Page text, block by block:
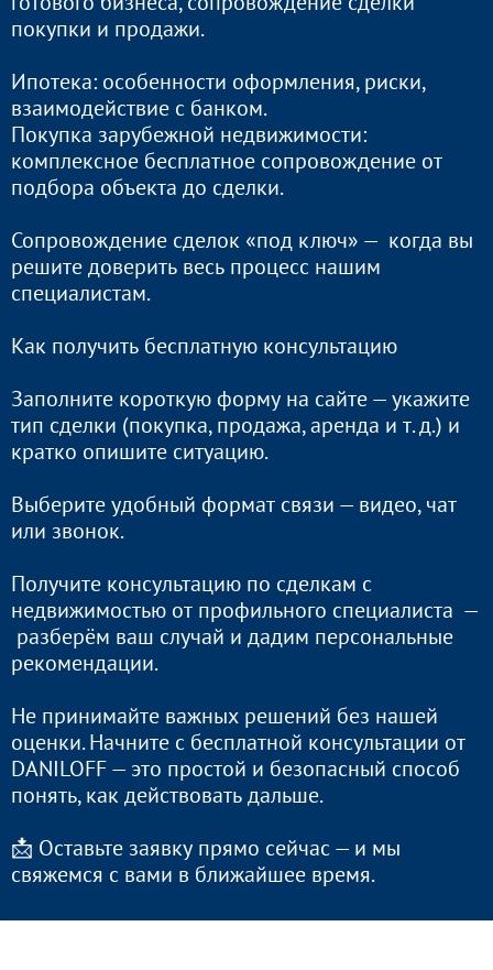
покупки и продажи.
Ипотека: особенности оформления, риски,
взаимодействие с банком.
Покупка зарубежной недвижимости:
комплексное бесплатное сопровождение от
подбора объекта до сделки.
Сопровождение сделок «под ключ» — когда вы
решите доверить весь процесс нашим
специалистам.
Как получить бесплатную консультацию
Заполните короткую форму на сайте — укажите
тип сделки (покупка, продажа, аренда и т. д.) и
кратко опишите ситуацию.
Выберите удобный формат связи — видео, чат
или звонок.
Получите консультацию по сделкам с
недвижимостью от профильного специалиста —
разберём ваш случай и дадим персональные
рекомендации.
Не принимайте важных решений без нашей
оценки. Начните с бесплатной консультации от
DANILOFF — это простой и безопасный способ
понять, как действовать дальше.
📩 Оставьте заявку прямо сейчас — и мы
свяжемся с вами в ближайшее время.